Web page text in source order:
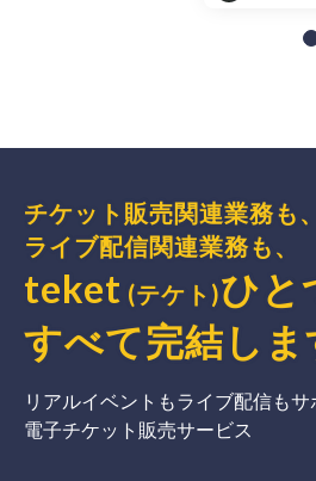
チケット販売関連業務も、
ライブ配信関連業務も、
teket (テケト)ひと
すべて完結 しま
リアルイベントもライブ配信もサ
電子チケット販売サービス